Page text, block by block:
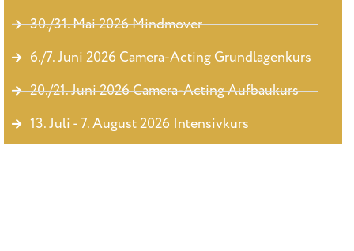
30./31. Mai 2026 Mindmover
6./7. Juni 2026 Camera-Acting Grundlagenkurs
20./21. Juni 2026 Camera-Acting Aufbaukurs
13. Juli - 7. August 2026 Intensivkurs